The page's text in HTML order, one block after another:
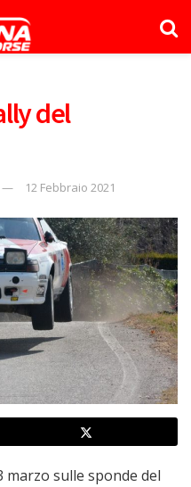
del
12 Febbraio 2021
marzo sulle sponde del